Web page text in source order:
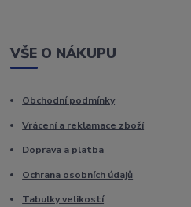
VŠE O NÁKUPU
Obchodní podmínky
Vrácení a reklamace zboží
Doprava a platba
Ochrana osobních údajů
Tabulky velikostí